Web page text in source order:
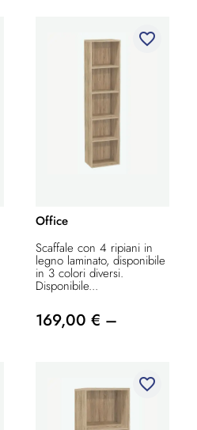
favorite_border
Office
Scaffale con 4 ripiani in
legno laminato, disponibile
in 3 colori diversi.
Disponibile...
169,00 € –
favorite_border